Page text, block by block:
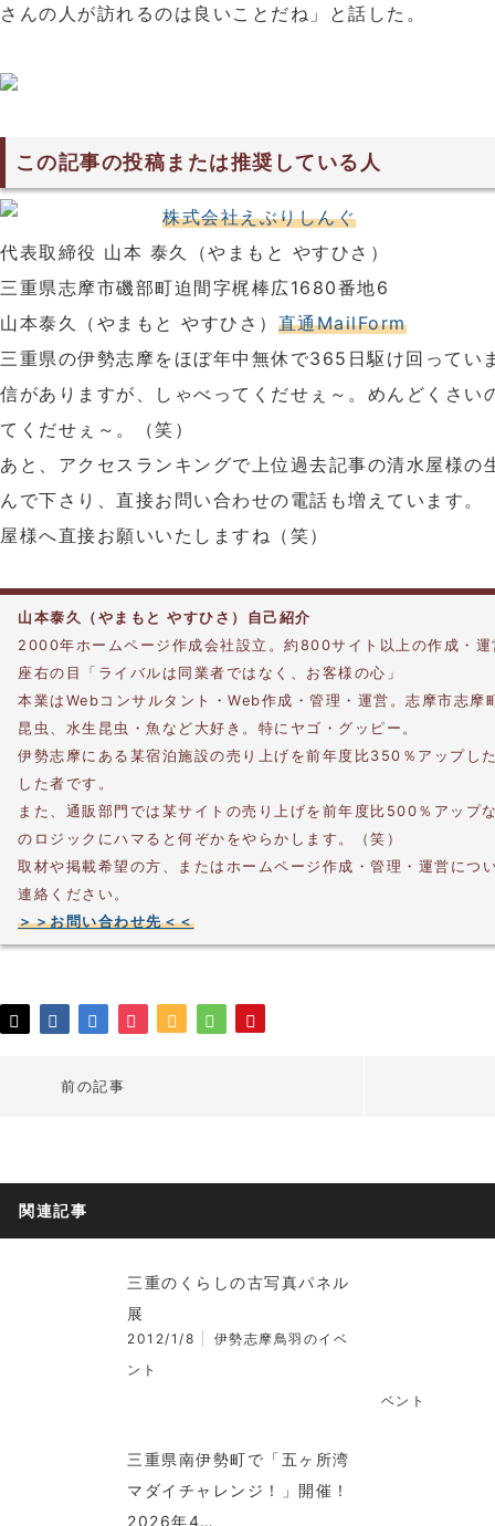
さんの人が訪れるのは良いことだね」と話した。
この記事の投稿または推奨している人
株式会社えぶりしんぐ
代表取締役 山本 泰久（やまもと やすひさ）
三重県志摩市磯部町迫間字梶棒広1680番地6
山本泰久（やまもと やすひさ） 直通MailForm
三重県の伊勢志摩をほぼ年中無休で365日駆け回ってい
信がありますが、しゃべってくだせぇ～。めんどくさい
てくだせぇ～。（笑）
あと、アクセスランキングで上位過去記事の清水屋様の
んで下さり、直接お問い合わせの電話も増えています。
屋様へ直接お願いいたしますね（笑）
山本泰久（やまもと やすひさ）自己紹介
2000年ホームページ作成会社設立。約800サイト以上の作成・運
座右の目「ライバルは同業者ではなく、お客様の心」
本業はWebコンサルタント・Web作成・管理・運営。志摩市志摩
昆虫、水生昆虫・魚など大好き。特にヤゴ・グッピー。
伊勢志摩にある某宿泊施設の売り上げを前年度比350％アップし
した者です。
また、通販部門では某サイトの売り上げを前年度比500％アップ
のロジックにハマると何ぞかをやらかします。（笑）
取材や掲載希望の方、またはホームページ作成・管理・運営につ
連絡ください。
＞＞お問い合わせ先＜＜
前の記事
関連記事
三重のくらしの古写真パネル
展
2012/1/8
伊勢志摩鳥羽のイベ
ント
ベント
三重県南伊勢町で「五ヶ所湾
マダイチャレンジ！」開催！
2026年4…